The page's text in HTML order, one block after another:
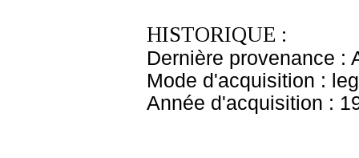
HISTORIQUE :
Dernière provenance :
Mode d'acquisition :
Année d'acquisition :